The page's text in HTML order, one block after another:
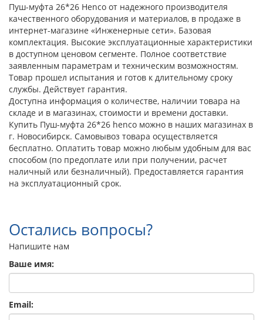
Пуш-муфта 26*26 Henco от надежного производителя
качественного оборудования и материалов, в продаже в
интернет-магазине «Инженерные сети». Базовая
комплектация. Высокие эксплуатационные характеристики
в доступном ценовом сегменте. Полное соответствие
заявленным параметрам и техническим возможностям.
Товар прошел испытания и готов к длительному сроку
службы. Действует гарантия.
Доступна информация о количестве, наличии товара на
складе и в магазинах, стоимости и времени доставки.
Купить Пуш-муфта 26*26 henco можно в наших магазинах в
г. Новосибирск. Самовывоз товара осуществляется
бесплатно. Оплатить товар можно любым удобным для вас
способом (по предоплате или при получении, расчет
наличный или безналичный). Предоставляется гарантия
на эксплуатационный срок.
Остались вопросы?
Напишите нам
Ваше имя:
Email: